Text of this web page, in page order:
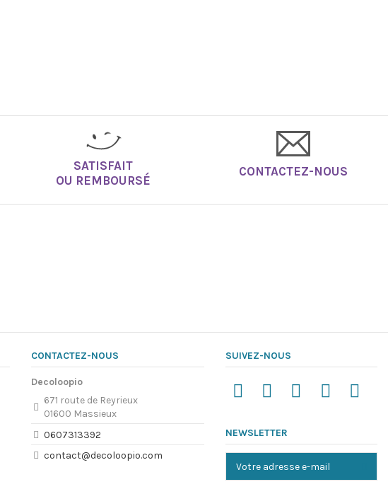
SATISFAIT
OU REMBOURSÉ
CONTACTEZ-NOUS
CONTACTEZ-NOUS
Decoloopio
671 route de Reyrieux
01600 Massieux
0607313392
contact@decoloopio.com
SUIVEZ-NOUS
NEWSLETTER